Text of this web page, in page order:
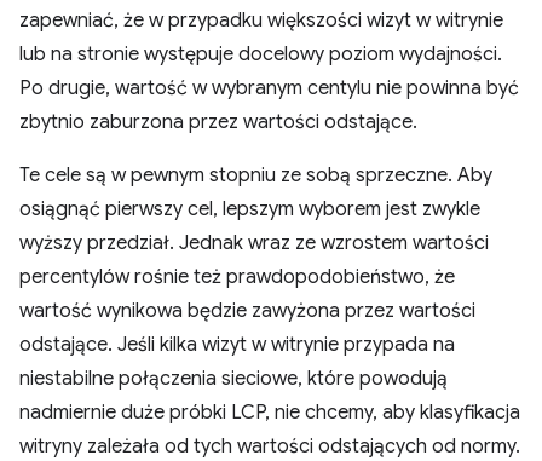
zapewniać, że w przypadku większości wizyt w witrynie
lub na stronie występuje docelowy poziom wydajności.
Po drugie, wartość w wybranym centylu nie powinna być
zbytnio zaburzona przez wartości odstające.
Te cele są w pewnym stopniu ze sobą sprzeczne. Aby
osiągnąć pierwszy cel, lepszym wyborem jest zwykle
wyższy przedział. Jednak wraz ze wzrostem wartości
percentylów rośnie też prawdopodobieństwo, że
wartość wynikowa będzie zawyżona przez wartości
odstające. Jeśli kilka wizyt w witrynie przypada na
niestabilne połączenia sieciowe, które powodują
nadmiernie duże próbki LCP, nie chcemy, aby klasyfikacja
witryny zależała od tych wartości odstających od normy.